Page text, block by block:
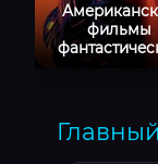
фильмы